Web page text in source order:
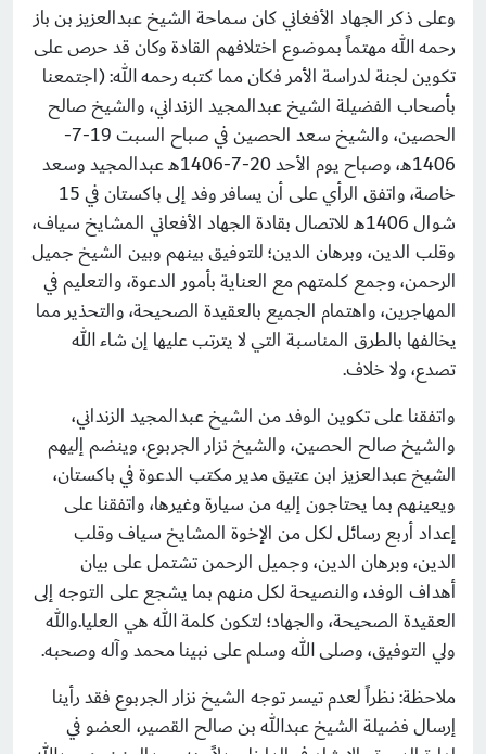
وعلى ذكر الجهاد الأفغاني كان سماحة الشيخ عبدالعزيز بن باز
رحمه الله مهتماً بموضوع اختلافهم القادة وكان قد حرص على
تكوين لجنة لدراسة الأمر فكان مما كتبه رحمه الله: (اجتمعنا
بأصحاب الفضيلة الشيخ عبدالمجيد الزنداني، والشيخ صالح
الحصين، والشيخ سعد الحصين في صباح السبت 19-7-
1406هـ، وصباح يوم الأحد 20-7-1406هـ عبدالمجيد وسعد
خاصة، واتفق الرأي على أن يسافر وفد إلى باكستان في 15
شوال 1406هـ للاتصال بقادة الجهاد الأفعاني المشايخ سياف،
وقلب الدين، وبرهان الدين؛ للتوفيق بينهم وبين الشيخ جميل
الرحمن، وجمع كلمتهم مع العناية بأمور الدعوة، والتعليم في
المهاجرين، واهتمام الجميع بالعقيدة الصحيحة، والتحذير مما
يخالفها بالطرق المناسبة التي لا يترتب عليها إن شاء الله
تصدع، ولا خلاف.
واتفقنا على تكوين الوفد من الشيخ عبدالمجيد الزنداني،
والشيخ صالح الحصين، والشيخ نزار الجربوع، وينضم إليهم
الشيخ عبدالعزيز ابن عتيق مدير مكتب الدعوة في باكستان،
ويعينهم بما يحتاجون إليه من سيارة وغيرها، واتفقنا على
إعداد أربع رسائل لكل من الإخوة المشايخ سياف وقلب
الدين، وبرهان الدين، وجميل الرحمن تشتمل على بيان
أهداف الوفد، والنصيحة لكل منهم بما يشجع على التوجه إلى
العقيدة الصحيحة، والجهاد؛ لتكون كلمة الله هي العليا.والله
ولي التوفيق، وصلى الله وسلم على نبينا محمد وآله وصحبه.
ملاحظة: نظراً لعدم تيسر توجه الشيخ نزار الجربوع فقد رأينا
إرسال فضيلة الشيخ عبدالله بن صالح القصير، العضو في